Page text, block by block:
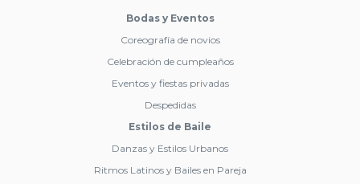
Bodas y Eventos
Coreografía de novios
Celebración de cumpleaños
Eventos y fiestas privadas
Despedidas
Estilos de Baile
Danzas y Estilos Urbanos
Ritmos Latinos y Bailes en Pareja